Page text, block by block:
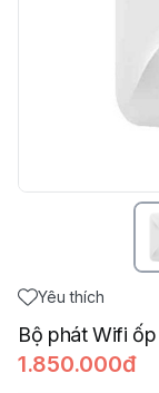
Yêu thích
Bộ phát Wifi
1.850.000đ